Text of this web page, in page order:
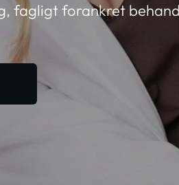
fagligt forankret